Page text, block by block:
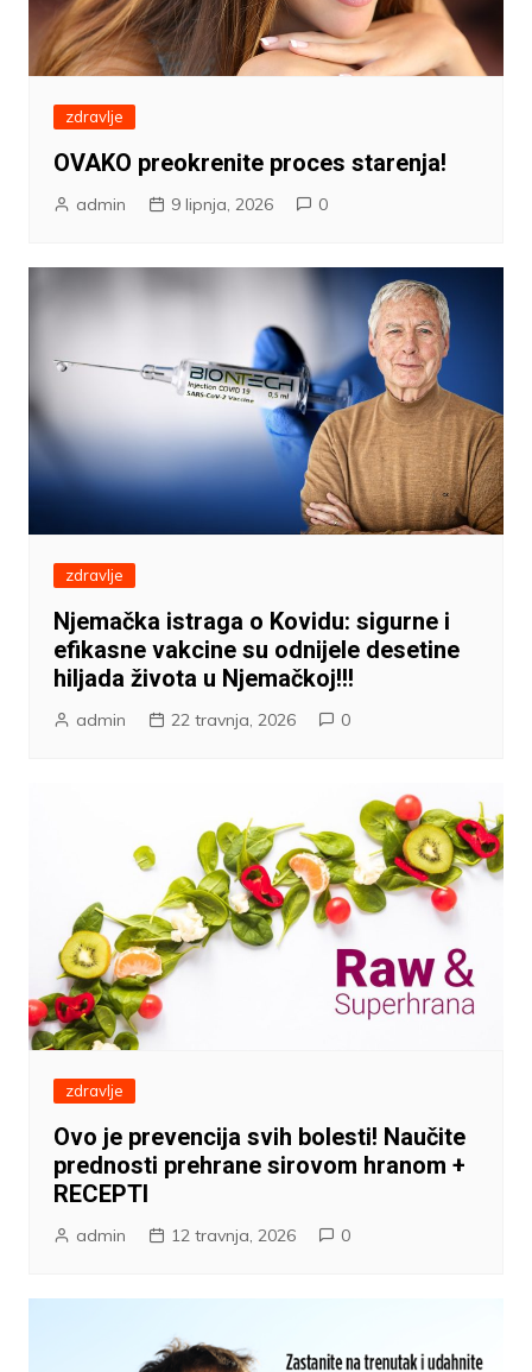
zdravlje
OVAKO preokrenite proces starenja!
admin 9 lipnja, 2026 0
zdravlje
Njemačka istraga o Kovidu: sigurne i
efikasne vakcine su odnijele desetine
hiljada života u Njemačkoj!!!
admin 22 travnja, 2026 0
zdravlje
Ovo je prevencija svih bolesti! Naučite
prednosti prehrane sirovom hranom +
RECEPTI
admin 12 travnja, 2026 0